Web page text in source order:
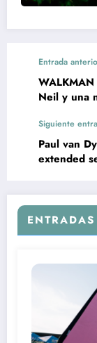
Entrada
Neil y una
Siguiente
Paul van
extended